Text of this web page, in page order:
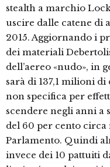
stealth a marchio
uscire dalle catene di
2015. Aggiornando i
dei materiali
dell’aereo «nudo», in
sarà di 137,1 milioni
non specifica per
scendere negli anni a
del 60 per cento circa
Parlamento. Quindi
invece dei 10 pattuiti